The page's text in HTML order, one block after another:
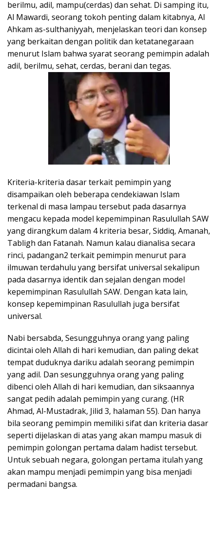
berilmu, adil, mampu(cerdas) dan sehat. Di samping itu,
Al Mawardi, seorang tokoh penting dalam kitabnya, Al
Ahkam as-sulthaniyyah, menjelaskan teori dan konsep
yang berkaitan dengan politik dan ketatanegaraan
menurut Islam bahwa syarat seorang pemimpin adalah
adil, berilmu, sehat, cerdas, berani dan tegas.
Kriteria-kriteria dasar terkait pemimpin yang
disampaikan oleh beberapa cendekiawan Islam
terkenal di masa lampau tersebut pada dasarnya
mengacu kepada model kepemimpinan Rasulullah SAW
yang dirangkum dalam 4 kriteria besar, Siddiq, Amanah,
Tabligh dan Fatanah. Namun kalau dianalisa secara
rinci, padangan2 terkait pemimpin menurut para
ilmuwan terdahulu yang bersifat universal sekalipun
pada dasarnya identik dan sejalan dengan model
kepemimpinan Rasulullah SAW. Dengan kata lain,
konsep kepemimpinan Rasulullah juga bersifat
universal.
Nabi bersabda, Sesungguhnya orang yang paling
dicintai oleh Allah di hari kemudian, dan paling dekat
tempat duduknya dariku adalah seorang pemimpin
yang adil. Dan sesungguhnya orang yang paling
dibenci oleh Allah di hari kemudian, dan siksaannya
sangat pedih adalah pemimpin yang curang. (HR
Ahmad, Al-Mustadrak, Jilid 3, halaman 55). Dan hanya
bila seorang pemimpin memiliki sifat dan kriteria dasar
seperti dijelaskan di atas yang akan mampu masuk di
pemimpin golongan pertama dalam hadist tersebut.
Untuk sebuah negara, golongan pertama itulah yang
akan mampu menjadi pemimpin yang bisa menjadi
permadani bangsa.